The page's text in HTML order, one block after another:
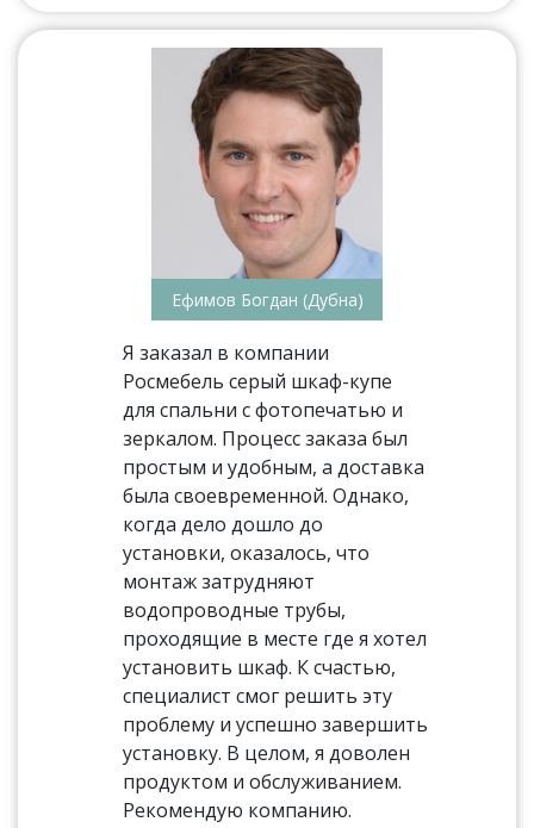
Ефимов Богдан (Дубна)
Я заказал в компании
Росмебель серый шкаф-купе
для спальни с фотопечатью и
зеркалом. Процесс заказа был
простым и удобным, а доставка
была своевременной. Однако,
когда дело дошло до
установки, оказалось, что
монтаж затрудняют
водопроводные трубы,
проходящие в месте где я хотел
установить шкаф. К счастью,
специалист смог решить эту
проблему и успешно завершить
установку. В целом, я доволен
продуктом и обслуживанием.
Рекомендую компанию.